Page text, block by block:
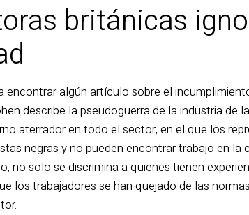
británicas
encontrar algún artículo sobre el
describe la pseudoguerra de la industria de
aterrador en todo el sector, en el que los
negras y no pueden encontrar trabajo en
no solo se discrimina a quienes tienen
los trabajadores se han quejado de las